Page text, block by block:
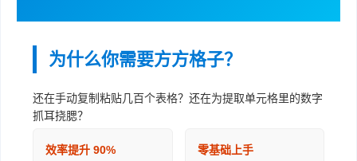
为什么你需要方方格子？
还在手动复制粘贴几百个表格？还在为提取单元格里的数字
抓耳挠腮？
效率提升 90%
零基础上手